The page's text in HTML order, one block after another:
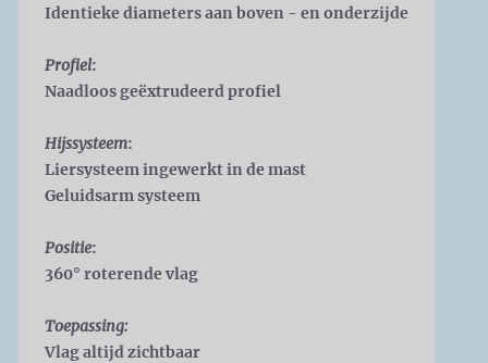
Identieke diameters aan boven - en onderzijde
Profiel:
Naadloos geëxtrudeerd profiel
Hijssysteem:
Liersysteem ingewerkt in de mast
Geluidsarm systeem
Positie:
360° roterende vlag
Toepassing:
Vlag altijd zichtbaar